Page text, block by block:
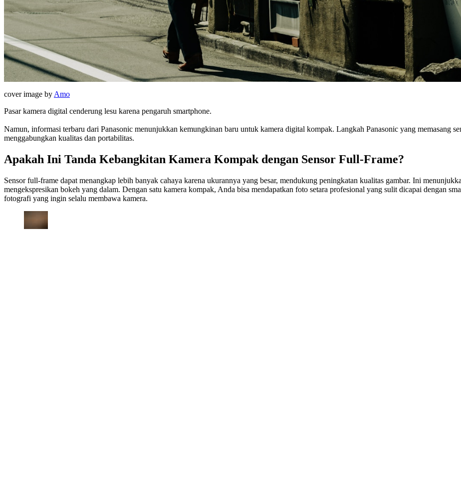
cover image by Amo
Pasar kamera digital cenderung lesu karena pengaruh smartphone.
Namun, informasi terbaru dari Panasonic menunjukkan kemungkinan baru untuk kamera digital kompak. Langkah Panasonic yang memasang
menggabungkan kualitas dan portabilitas.
Apakah Ini Tanda Kebangkitan Kamera Kompak dengan Sensor Full-Frame?
Sensor full-frame dapat menangkap lebih banyak cahaya karena ukurannya yang besar, mendukung peningkatan kualitas gambar. Ini
mengekspresikan bokeh yang dalam. Dengan satu kamera kompak, Anda bisa mendapatkan foto setara profesional yang sulit dicapai dengan
fotografi yang ingin selalu membawa kamera.